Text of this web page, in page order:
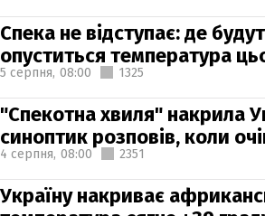
Спека не відступає: де
опуститься температура
5 серпня, 08:00 1325
"Спекотна хвиля" накрила
синоптик розповів, коли
4 серпня, 08:00 2351
Україну накриває